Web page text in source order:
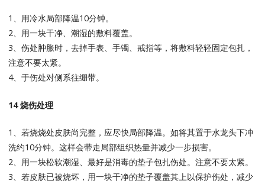
1、用冷水局部降温10分钟。
2、用一块干净、潮湿的敷料覆盖。
3、伤处肿胀时，去掉手表、手镯、戒指等，将敷料轻轻固定包扎，
注意不要太紧。
4、于伤处对侧系往绷带。
14 烧伤处理
1、若烧烧处皮肤尚完整，应尽快局部降温。如将其置于水龙头下冲
洗约10分钟。这样会带走局部组织热量并减少一步损害。
2、用一块松软潮湿、最好是消毒的垫子包扎伤处。注意不要太紧。
3、若皮肤已被烧坏，用一块干净的垫子覆盖其上以保护伤处，减少